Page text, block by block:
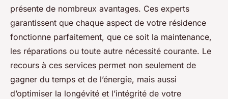
présente de nombreux avantages. Ces experts
garantissent que chaque aspect de votre résidence
fonctionne parfaitement, que ce soit la maintenance,
les réparations ou toute autre nécessité courante. Le
recours à ces services permet non seulement de
gagner du temps et de l’énergie, mais aussi
d’optimiser la longévité et l’intégrité de votre